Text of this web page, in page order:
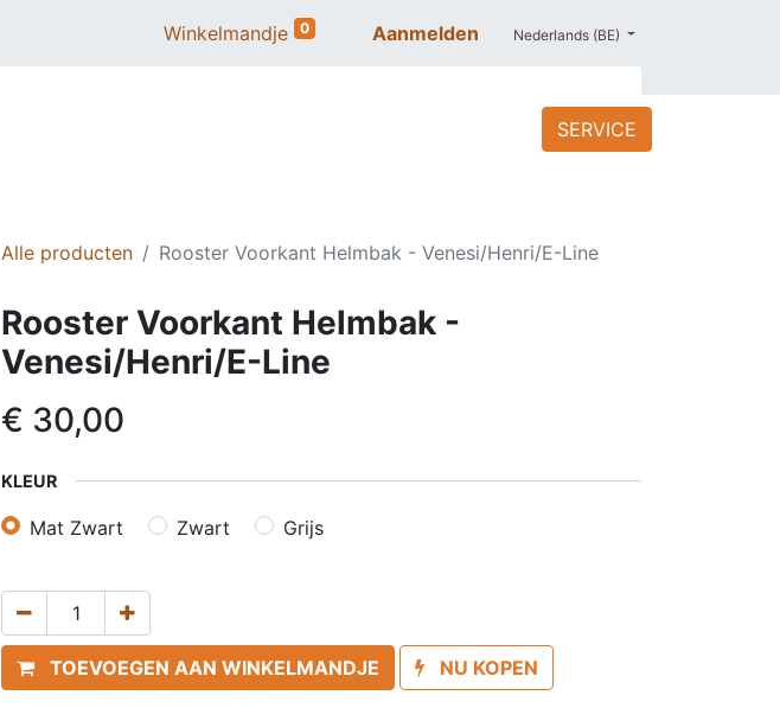
Winkelmandje 0 Aanmelden Nederlands (BE)
PROMO
SERVICE
Alle producten Rooster Voorkant Helmbak - Venesi/Henri/E-Line
Rooster Voorkant Helmbak -
Venesi/Henri/E-Line
€ 30,00
KLEUR
Mat Zwart Zwart Grijs
TOEVOEGEN AAN WINKELMANDJE NU KOPEN